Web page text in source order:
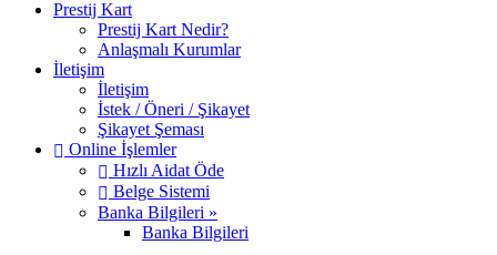
Prestij Kart
Prestij Kart Nedir?
Anlaşmalı Kurumlar
İletişim
İletişim
İstek / Öneri / Şikayet
Şikayet Şeması
Online İşlemler
Hızlı Aidat Öde
Belge Sistemi
Banka Bilgileri »
Banka Bilgileri